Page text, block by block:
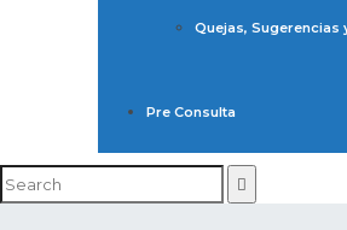
Quejas, Sugerencias
Pre Consulta